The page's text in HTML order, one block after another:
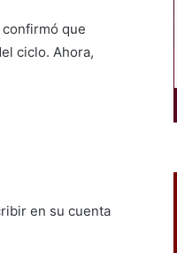
confirmó que
ciclo. Ahora,
en su cuenta